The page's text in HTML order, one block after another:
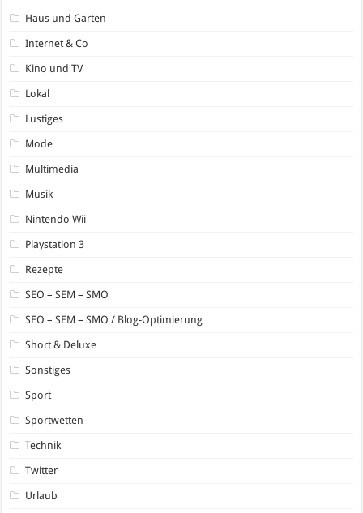
Haus und Garten
Internet & Co
Kino und TV
Lokal
Lustiges
Mode
Multimedia
Musik
Nintendo Wii
Playstation 3
Rezepte
SEO – SEM – SMO
SEO – SEM – SMO / Blog-Optimierung
Short & Deluxe
Sonstiges
Sport
Sportwetten
Technik
Twitter
Urlaub